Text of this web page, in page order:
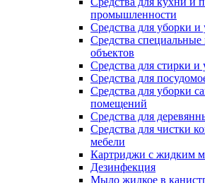
промышленности
Средства для уборки и
Средства
объектов
Средства для стирки и
Средства для
Средства для уборки
помещений
Средства для
Средства для чистки
мебели
Картриджи с жидким
Дезинфекция
Мыло жидкое в